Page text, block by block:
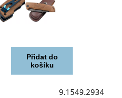
9.1549.2934